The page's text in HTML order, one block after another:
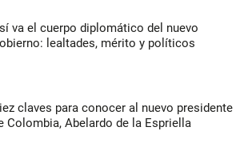
va el cuerpo diplomático del nuevo
lealtades, mérito y políticos
claves para conocer al nuevo presidente
Colombia, Abelardo de la Espriella